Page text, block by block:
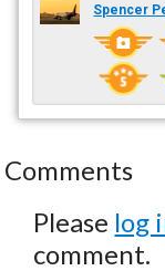
Spencer
Comments
Please log
comment.